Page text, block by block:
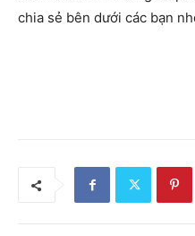
chia sẻ bên dưới các bạn